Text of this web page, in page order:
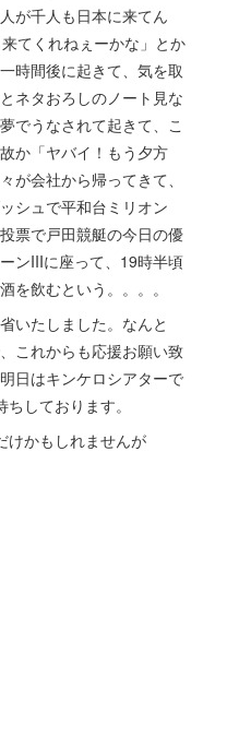
が千人も日本に来てん
てくれねぇーかな」とか
時間後に起きて、気を取
ネタおろしのノート見な
でうなされて起きて、こ
か「ヤバイ！もう夕方
が会社から帰ってきて、
シュで平和台ミリオン
票で戸田競艇の今日の優
ンIIIに座って、19時半頃
を飲むという。。。。
いたしました。なんと
これからも応援お願い致
日はキンケロシアターで
しております。
けかもしれませんが